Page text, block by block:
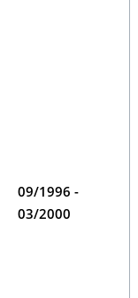
09/1996 -
03/2000